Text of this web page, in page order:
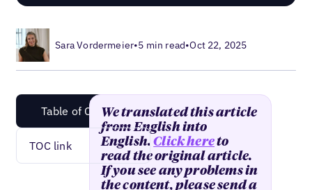
Sara Vordermeier•5 min read•Oct 22, 2025
Table of Content
TOC link
We translated this article
from English into
English.Click hereto
read the original article.
If you see any problems in
the content, please send a